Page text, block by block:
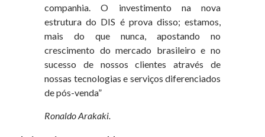
companhia. O investimento na nova
estrutura do DIS é prova disso; estamos,
mais do que nunca, apostando no
crescimento do mercado brasileiro e no
sucesso de nossos clientes através de
nossas tecnologias e serviços diferenciados
de pós-venda”
Ronaldo Arakaki.